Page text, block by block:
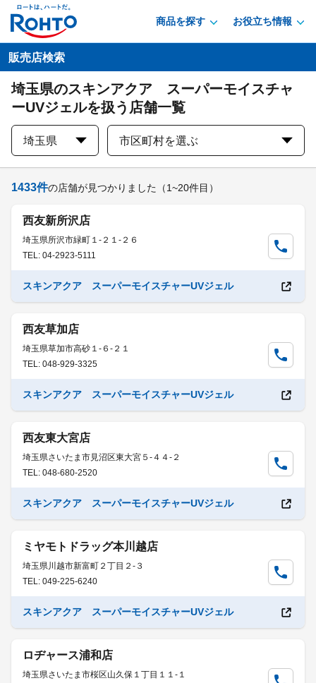
商品を探す お役立ち情報
販売店検索
埼玉県のスキンアクア スーパーモイスチャ
ーUVジェルを扱う店舗一覧
埼玉県 市区町村を選ぶ
1433件の店舗が見つかりました （1~20件目）
西友新所沢店
埼玉県所沢市緑町１-２１-２６
TEL: 04-2923-5111
スキンアクア スーパーモイスチャーUVジェル
西友草加店
埼玉県草加市高砂１-６-２１
TEL: 048-929-3325
スキンアクア スーパーモイスチャーUVジェル
西友東大宮店
埼玉県さいたま市見沼区東大宮５-４４-２
TEL: 048-680-2520
スキンアクア スーパーモイスチャーUVジェル
ミヤモトドラッグ本川越店
埼玉県川越市新富町２丁目２-３
TEL: 049-225-6240
スキンアクア スーパーモイスチャーUVジェル
ロヂャース浦和店
埼玉県さいたま市桜区山久保１丁目１１-１